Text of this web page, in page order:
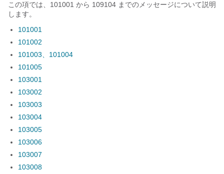
この項では、101001 から 109104 までのメッセージについて説明
します。
101001
101002
101003、101004
101005
103001
103002
103003
103004
103005
103006
103007
103008